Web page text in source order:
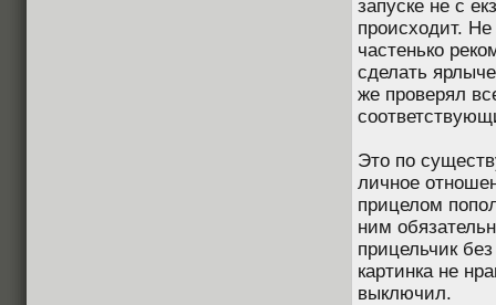
запуске не с
происходит.
частенько
сделать
же проверял
Это по
личное
прицелом
ним
прицельчик
картинка не
выключил.